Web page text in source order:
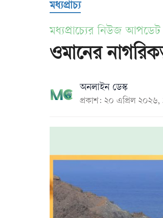
মধ্যপ্রাচ্য
মধ্যপ্রাচ্যের নিউজ
ওমানের
অনলাইন ডেস্ক
প্রকাশ: ২০ এপ্রিল